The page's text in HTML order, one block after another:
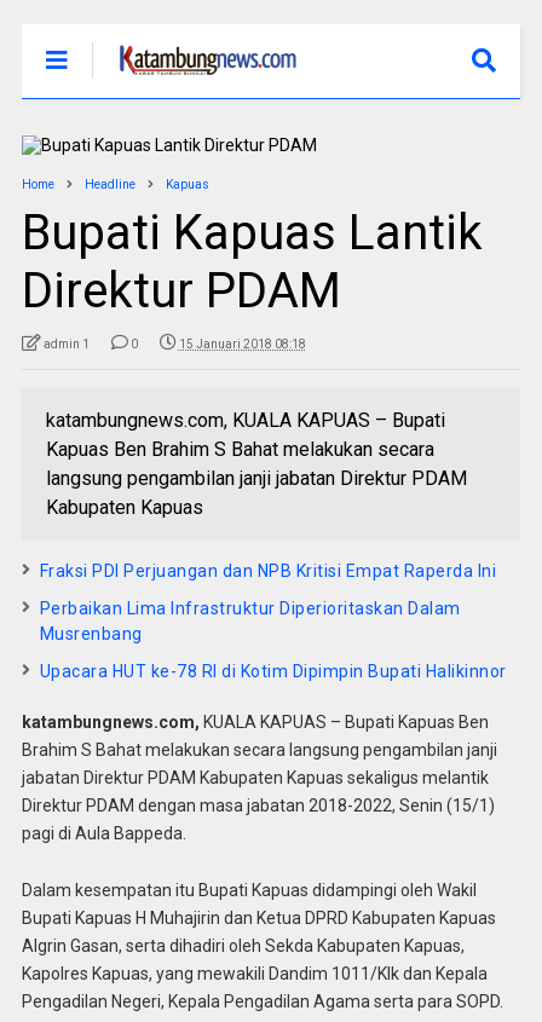
Home Headline Kapuas
Bupati Kapuas Lantik
Direktur PDAM
admin 1 0 15 Januari 2018 08:18
katambungnews.com, KUALA KAPUAS – Bupati
Kapuas Ben Brahim S Bahat melakukan secara
langsung pengambilan janji jabatan Direktur PDAM
Kabupaten Kapuas
Fraksi PDI Perjuangan dan NPB Kritisi Empat Raperda Ini
Perbaikan Lima Infrastruktur Diperioritaskan Dalam
Musrenbang
Upacara HUT ke-78 RI di Kotim Dipimpin Bupati Halikinnor
katambungnews.com, KUALA KAPUAS – Bupati Kapuas Ben
Brahim S Bahat melakukan secara langsung pengambilan janji
jabatan Direktur PDAM Kabupaten Kapuas sekaligus melantik
Direktur PDAM dengan masa jabatan 2018-2022, Senin (15/1)
pagi di Aula Bappeda.
Dalam kesempatan itu Bupati Kapuas didampingi oleh Wakil
Bupati Kapuas H Muhajirin dan Ketua DPRD Kabupaten Kapuas
Algrin Gasan, serta dihadiri oleh Sekda Kabupaten Kapuas,
Kapolres Kapuas, yang mewakili Dandim 1011/Klk dan Kepala
Pengadilan Negeri, Kepala Pengadilan Agama serta para SOPD.